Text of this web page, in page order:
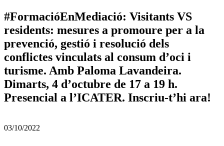
#FormacióEnMediació: Visitants VS
residents: mesures a promoure per a la
prevenció, gestió i resolució dels
conflictes vinculats al consum d’oci i
turisme. Amb Paloma Lavandeira.
Dimarts, 4 d’octubre de 17 a 19 h.
Presencial a l’ICATER. Inscriu-t’hi ara!
03/10/2022